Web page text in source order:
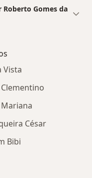
Roberto Gomes da
Vista
César
Bibi